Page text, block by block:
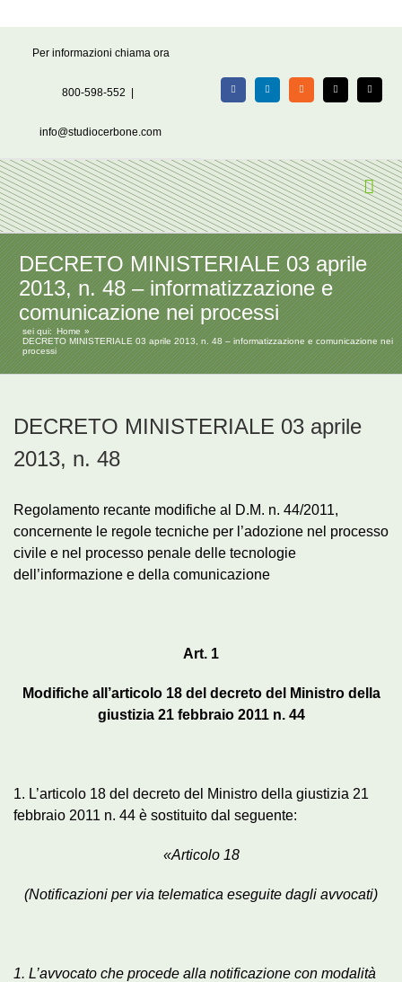
Per informazioni chiama ora
800-598-552
info@studiocerbone.com
FacebookLinkedIn Rss X Email
DECRETO MINISTERIALE 03 aprile
2013, n. 48 – informatizzazione e
comunicazione nei processi
sei qui:
Home
DECRETO MINISTERIALE 03 aprile 2013, n. 48 – informatizzazione e comunicazione nei
processi
DECRETO MINISTERIALE 03 aprile
2013, n. 48
Regolamento recante modifiche al D.M. n. 44/2011,
concernente le regole tecniche per l’adozione nel processo
civile e nel processo penale delle tecnologie
dell’informazione e della comunicazione
Art. 1
Modifiche all’articolo 18 del decreto del Ministro della
giustizia 21 febbraio 2011 n. 44
1. L’articolo 18 del decreto del Ministro della giustizia 21
febbraio 2011 n. 44 è sostituito dal seguente:
«Articolo 18
(Notificazioni per via telematica eseguite dagli avvocati)
1. L’avvocato che procede alla notificazione con modalità